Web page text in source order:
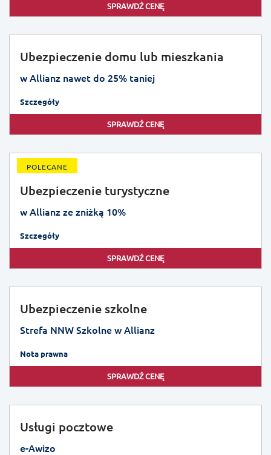
SPRAWDŹ CENĘ
Ubezpieczenie domu lub mieszkania
w Allianz nawet do 25% taniej
Szczegóły
SPRAWDŹ CENĘ
POLECANE
Ubezpieczenie turystyczne
w Allianz ze zniżką 10%
Szczegóły
SPRAWDŹ CENĘ
Ubezpieczenie szkolne
Strefa NNW Szkolne w Allianz
Nota prawna
SPRAWDŹ CENĘ
Usługi pocztowe
e-Awizo